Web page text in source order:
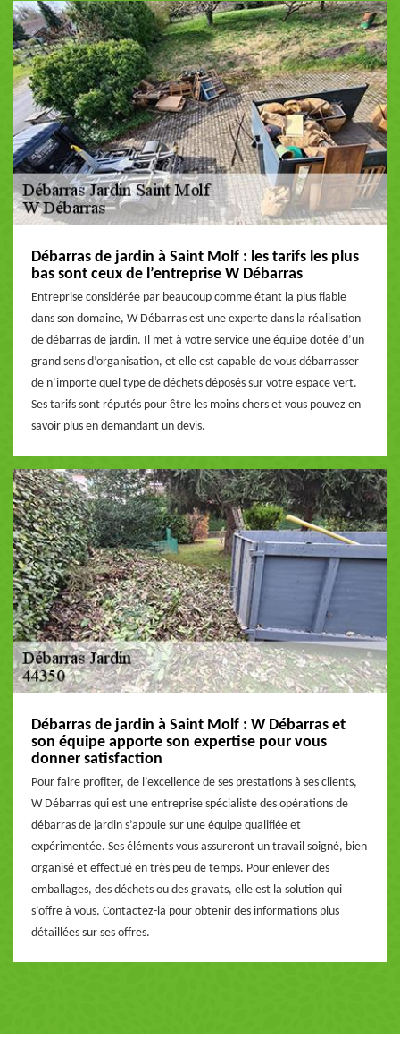
Débarras de jardin à Saint Molf : les tarifs les plus
bas sont ceux de l’entreprise W Débarras
Entreprise considérée par beaucoup comme étant la plus fiable
dans son domaine, W Débarras est une experte dans la réalisation
de débarras de jardin. Il met à votre service une équipe dotée d’un
grand sens d’organisation, et elle est capable de vous débarrasser
de n’importe quel type de déchets déposés sur votre espace vert.
Ses tarifs sont réputés pour être les moins chers et vous pouvez en
savoir plus en demandant un devis.
Débarras de jardin à Saint Molf : W Débarras et
son équipe apporte son expertise pour vous
donner satisfaction
Pour faire profiter, de l’excellence de ses prestations à ses clients,
W Débarras qui est une entreprise spécialiste des opérations de
débarras de jardin s’appuie sur une équipe qualifiée et
expérimentée. Ses éléments vous assureront un travail soigné, bien
organisé et effectué en très peu de temps. Pour enlever des
emballages, des déchets ou des gravats, elle est la solution qui
s’offre à vous. Contactez-la pour obtenir des informations plus
détaillées sur ses offres.